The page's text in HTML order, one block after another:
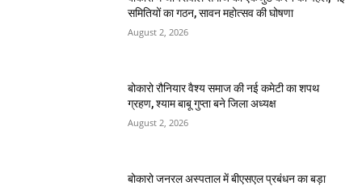
समितियों का गठन, सावन महोत्सव की घोषणा
August 2, 2026
बोकारो रौनियार वैश्य समाज की नई कमेटी का शपथ
ग्रहण, श्याम बाबू गुप्ता बने जिला अध्यक्ष
August 2, 2026
बोकारो जनरल अस्पताल में बीएसएल प्रबंधन का बड़ा